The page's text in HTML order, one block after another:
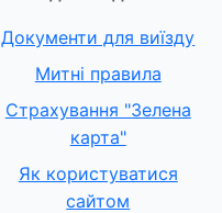
Документи для виїзду
Митні правила
Страхування "Зелена
карта"
Як користуватися
сайтом